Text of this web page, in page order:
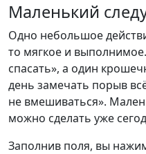
Маленький
Одно небольшое
то мягкое и
спасать», а один
день замечать порыв
не вмешиваться».
можно сделать уже
Заполнив поля, вы